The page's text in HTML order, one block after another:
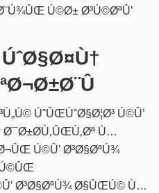
Ú©Ø± Ø³Ú©ØªÛ’
ÚˆÛŒÙˆØ§Ø¦Ø³ Ú©Û’
Ø¯Ø±Ø­Ù‚ÛŒÙ‚Øª Ù…
Ú©Û’ Ø³Ø§ØªÚ¾
Ø³Ø§ØªÚ¾ Ø§ÛŒÚ© Ù…